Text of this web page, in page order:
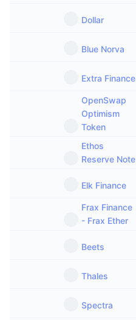
Dollar
Blue Norva
Extra Finance
OpenSwap
Optimism
Token
Ethos
Reserve Note
Elk Finance
Frax Finance
- Frax Ether
Beets
Thales
Spectra